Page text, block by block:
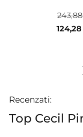
Pret
Recenzati:
Top Cecil